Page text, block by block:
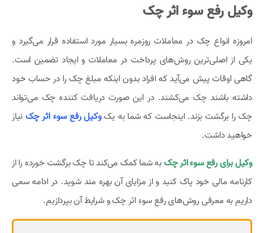
وکیل رفع سوء اثر چک
امروزه انواع چک در معاملات روزمره بسیار مورد استفاده قرار می‌گیرد و
یکی از اصلی‌ترین روش‌های پرداخت در معاملات و ایجاد تضمین است.
گاهی اوقات پیش می‌آید که افراد بدون اینکه مبلغ چک را در حساب خود
داشته باشند چک می‌کشند. در این صورت دریافت کننده چک می‌تواند
چک را برگشت بزند. اینجاست که شما به یکوکیل رفع سوء اثر چکنیاز
خواهید داشت.
وکیل برای رفع سوء اثر چکبه شما کمک می‌کند تا چک برگشت خورده را از
کارنامه مالی خود پاک کنید و از مزایای آن بهره مند شوید. در ادامه سعی
داریم به معرفی روش‌های رفع سوء اثر چک و شرایط آن بپردازیم.